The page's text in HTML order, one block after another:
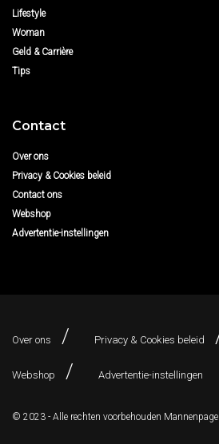
Lifestyle
Woman
Geld & Carrière
Tips
Contact
Over ons
Privacy & Cookies beleid
Contact ons
Webshop
Advertentie-instellingen
Over ons Privacy & Cookies beleid
Webshop Advertentie-instellingen
© 2023 - Alle rechten voorbehouden Mannenpage